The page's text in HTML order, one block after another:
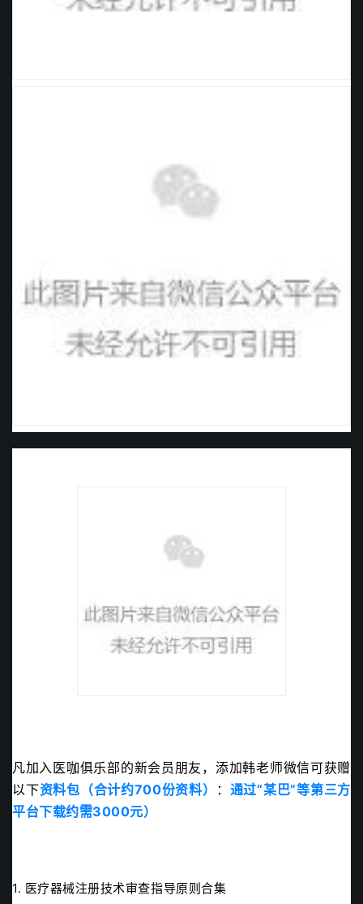
凡加入医咖俱乐部的新会员朋友，添加韩老师微信可获赠
以下资料包（合计约700份资料） ： 通过“某巴”等第三方
平台下载约需3000元）
1. 医疗器械注册技术审查指导原则合集